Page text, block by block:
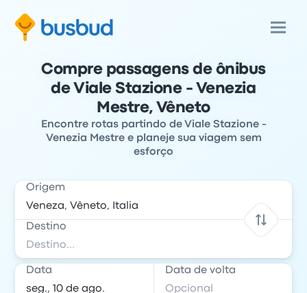
Compre passagens de ônibus
de Viale Stazione - Venezia
Mestre, Vêneto
Encontre rotas partindo de Viale Stazione -
Venezia Mestre e planeje sua viagem sem
esforço
Origem
Destino
Data Data de volta